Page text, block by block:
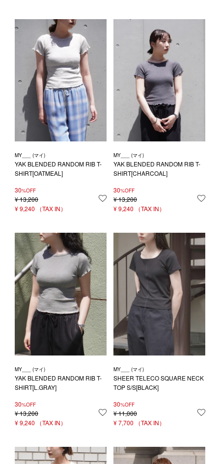
MY___ (マイ)
YAK BLENDED RANDOM RIB T-
SHIRT[OATMEAL]
30%OFF
¥13,200
¥9,240
お気に入りに登録する
MY___ (マイ)
YAK BLENDED RANDOM RIB T-
SHIRT[CHARCOAL]
30%OFF
¥13,200
¥9,240
MY___ (マイ)
YAK BLENDED RANDOM RIB T-
SHIRT[L.GRAY]
30%OFF
¥13,200
¥9,240
お気に入りに登録する
MY___ (マイ)
SHEER TELECO SQUARE NECK
TOP S/S[BLACK]
30%OFF
¥11,000
¥7,700